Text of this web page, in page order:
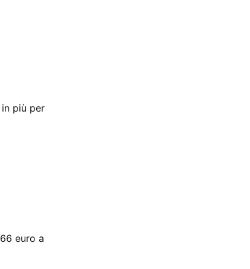
più per
euro a